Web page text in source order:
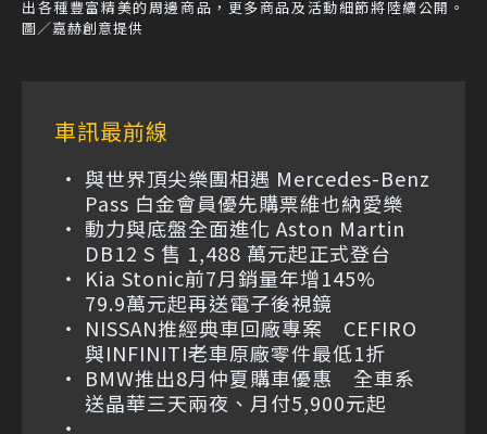
出各種豐富精美的周邊商品，更多商品及活動細節將陸續公開。
圖／嘉赫創意提供
車訊最前線
與世界頂尖樂團相遇 Mercedes-Benz
Pass 白金會員優先購票維也納愛樂
動力與底盤全面進化 Aston Martin
DB12 S 售 1,488 萬元起正式登台
Kia Stonic前7月銷量年增145%
79.9萬元起再送電子後視鏡
NISSAN推經典車回廠專案 CEFIRO
與INFINITI老車原廠零件最低1折
BMW推出8月仲夏購車優惠 全車系
送晶華三天兩夜、月付5,900元起